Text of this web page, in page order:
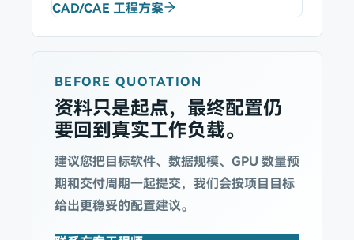
CAD/CAE 工程方案
BEFORE QUOTATION
资料只是起点，最终配置仍
要回到真实工作负载。
建议您把目标软件、数据规模、GPU 数量预
期和交付周期一起提交，我们会按项目目标
给出更稳妥的配置建议。